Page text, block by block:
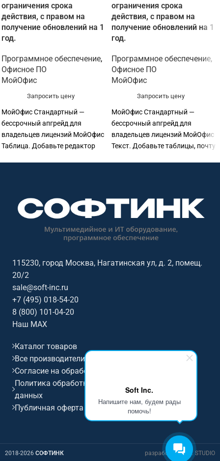
Soft Inc.
Напишите нам, будем рады
помочь!
ограничения срока
действия, с правом на
получение обновлений на 1
год.
Программное обеспечение,
Офисное ПО
МойОфис
Запросить цену
МойОфис Стандартный —
бессрочный апгрейд для
владельцев лицензий МойОфис
Таблица. Добавьте редактор
ограничения срока
действия, с правом на
получение обновлений на 1
год.
Программное обеспечение,
Офисное ПО
МойОфис
Запросить цену
МойОфис Стандартный —
бессрочный апгрейд для
владельцев лицензий МойОфис
Текст. Добавьте таблицы, почту
115230, город Москва, Нагатинская ул, д. 2, помещ.
20/2
sale@soft-inc.ru
+7 (495) 018-54-20
8 (800) 101-04-20
Наш MAX
Каталог товаров
Все производители
Согласие на обработку персональных данных
Политика обработки и защиты персональных
данных
Публичная оферта
2018-2026 СОФТИНК разработка D.I.M. STUDIO